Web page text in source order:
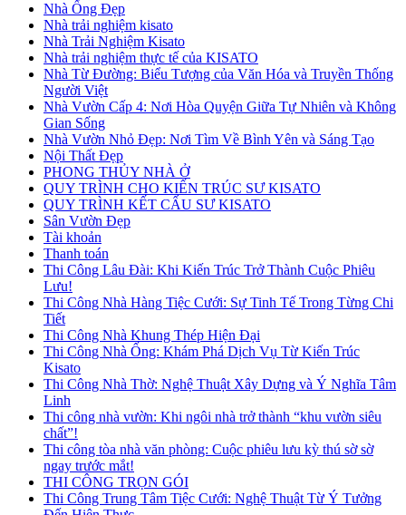
Nhà Ống Đẹp
Nhà trải nghiệm kisato
Nhà Trải Nghiệm Kisato
Nhà trải nghiệm thực tế của KISATO
Nhà Từ Đường: Biểu Tượng của Văn Hóa và Truyền Thống
Người Việt
Nhà Vườn Cấp 4: Nơi Hòa Quyện Giữa Tự Nhiên và Không
Gian Sống
Nhà Vườn Nhỏ Đẹp: Nơi Tìm Về Bình Yên và Sáng Tạo
Nội Thất Đẹp
PHONG THỦY NHÀ Ở
QUY TRÌNH CHO KIẾN TRÚC SƯ KISATO
QUY TRÌNH KẾT CẤU SƯ KISATO
Sân Vườn Đẹp
Tài khoản
Thanh toán
Thi Công Lâu Đài: Khi Kiến Trúc Trở Thành Cuộc Phiêu
Lưu!
Thi Công Nhà Hàng Tiệc Cưới: Sự Tinh Tế Trong Từng Chi
Tiết
Thi Công Nhà Khung Thép Hiện Đại
Thi Công Nhà Ống: Khám Phá Dịch Vụ Từ Kiến Trúc
Kisato
Thi Công Nhà Thờ: Nghệ Thuật Xây Dựng và Ý Nghĩa Tâm
Linh
Thi công nhà vườn: Khi ngôi nhà trở thành “khu vườn siêu
chất”!
Thi công tòa nhà văn phòng: Cuộc phiêu lưu kỳ thú sờ sờ
ngay trước mắt!
THI CÔNG TRỌN GÓI
Thi Công Trung Tâm Tiệc Cưới: Nghệ Thuật Từ Ý Tưởng